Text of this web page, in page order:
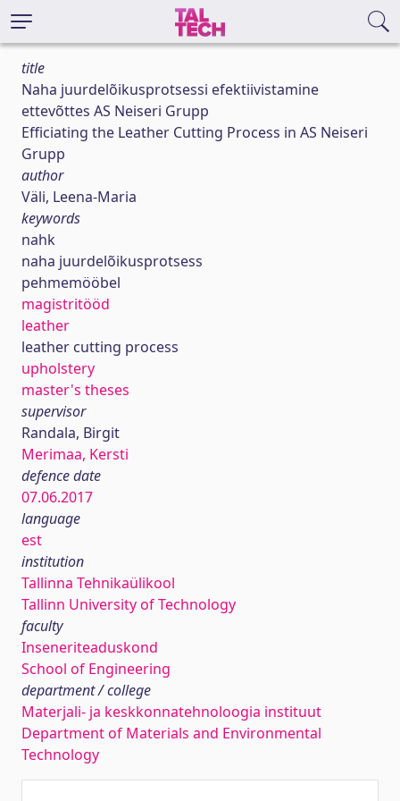
title
Naha juurdelõikusprotsessi efektiivistamine
ettevõttes AS Neiseri Grupp
Efficiating the Leather Cutting Process in AS Neiseri
Grupp
author
Väli, Leena-Maria
keywords
nahk
naha juurdelõikusprotsess
pehmemööbel
magistritööd
leather
leather cutting process
upholstery
master's theses
supervisor
Randala, Birgit
Merimaa, Kersti
defence date
07.06.2017
language
est
institution
Tallinna Tehnikaülikool
Tallinn University of Technology
faculty
Inseneriteaduskond
School of Engineering
department / college
Materjali- ja keskkonnatehnoloogia instituut
Department of Materials and Environmental
Technology